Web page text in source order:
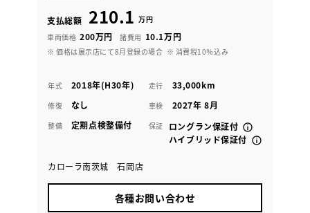
支払総額 210.1 万円
車両価格 200万円 諸費用 10.1万円
※ 価格は展示店にて8月登録の場合 ※ 消費税10％込み
年式 2018年(H30年) 走行 33,000km
修復 なし 車検 2027年 8月
整備 定期点検整備付 保証
ロングラン保証付
ハイブリッド保証付
カローラ南茨城 石岡店
各種お問い合わせ